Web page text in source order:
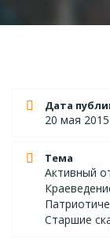
Дата
20 мая 2015
Тема
Активный
Старшие